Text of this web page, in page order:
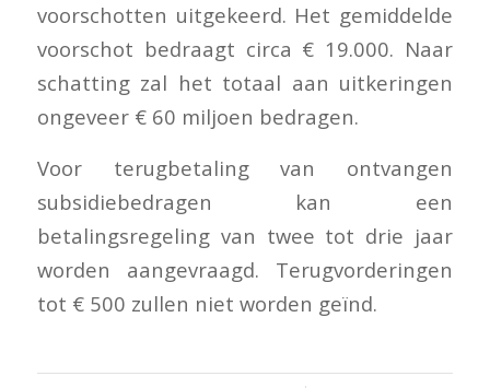
voorschotten uitgekeerd. Het gemiddelde
voorschot bedraagt circa € 19.000. Naar
schatting zal het totaal aan uitkeringen
ongeveer € 60 miljoen bedragen.
Voor terugbetaling van ontvangen
subsidiebedragen kan een
betalingsregeling van twee tot drie jaar
worden aangevraagd. Terugvorderingen
tot € 500 zullen niet worden geïnd.